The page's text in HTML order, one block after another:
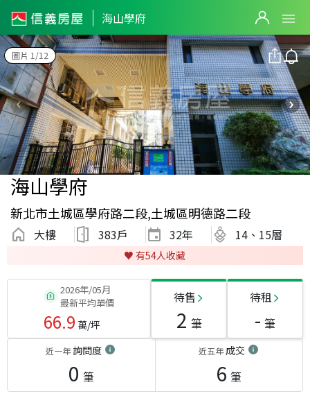
海山學府
圖片 1/12
海山學府
新北市土城區學府路二段,土城區明德路二段
大樓 383戶 32年 14、15層
♥️ 有54人收藏
2026年/05月
最新平均單價
66.9 萬/坪
待售
2 筆
待租
- 筆
近一年詢問度
0 筆
近五年成交
6 筆